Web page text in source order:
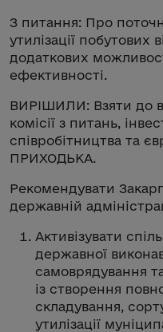
З питання: Про
утилізації побутових
додаткових
ефективності.
ВИРІШИЛИ: Взяти до
комісії з питань,
співробітництва та
ПРИХОДЬКА.
Рекомендувати
державній
Активізувати
державної
самоврядування
із створення
складування,
утилізації